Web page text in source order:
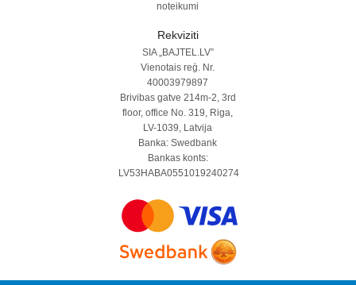
noteikumi
Rekviziti
SIA „BAJTEL.LV”
Vienotais reģ. Nr.
40003979897
Brivibas gatve 214m-2, 3rd
floor, office No. 319, Riga,
LV-1039, Latvija
Banka: Swedbank
Bankas konts:
LV53HABA0551019240274